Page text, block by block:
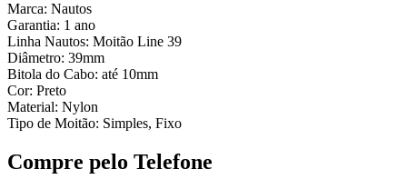
Marca: Nautos
Garantia: 1 ano
Linha Nautos: Moitão Line 39
Diâmetro: 39mm
Bitola do Cabo: até 10mm
Cor: Preto
Material: Nylon
Tipo de Moitão: Simples, Fixo
Compre pelo Telefone